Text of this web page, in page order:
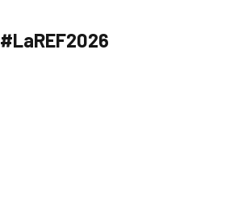
#LaREF2026